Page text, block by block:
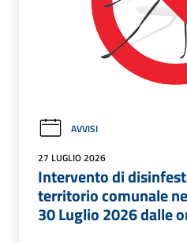
AVVISI
27 LUGLIO 2026
Intervento di
territorio comunale
30 Luglio 2026 dalle